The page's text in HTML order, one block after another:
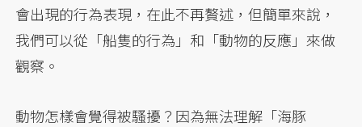
會出現的行為表現，在此不再贅述，但簡單來說，
我們可以從「船隻的行為」和「動物的反應」來做
觀察。
動物怎樣會覺得被騷擾？因為無法理解「海豚